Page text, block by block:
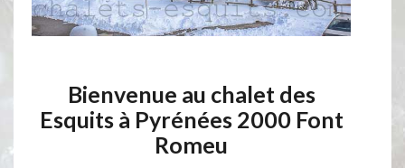
Bienvenue au chalet des
Esquits à Pyrénées 2000 Font
Romeu